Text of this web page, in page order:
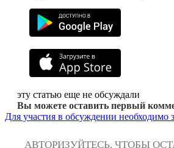
эту статью еще не обсуждали
Вы можете оставить первый
Для участия в обсуждении необходимо
АВТОРИЗУЙТЕСЬ, ЧТОБЫ